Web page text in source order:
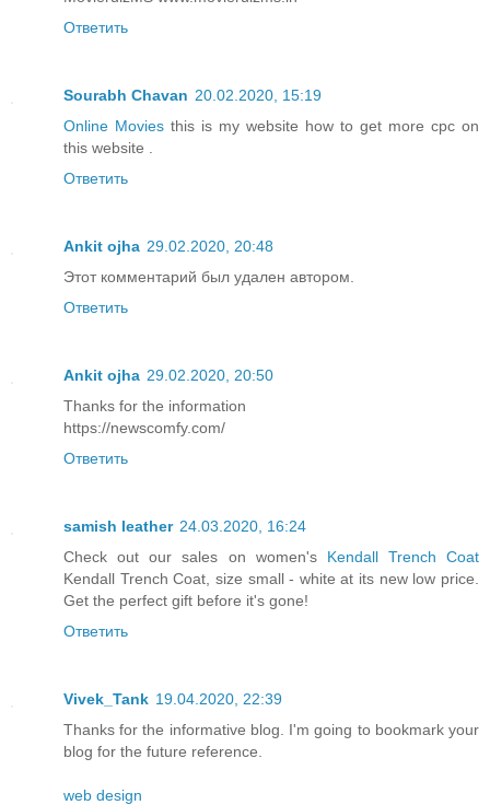
Ответить
Sourabh Chavan 20.02.2020, 15:19
Online Movies this is my website how to get more cpc on
this website .
Ответить
Ankit ojha 29.02.2020, 20:48
Этот комментарий был удален автором.
Ответить
Ankit ojha 29.02.2020, 20:50
Thanks for the information
https://newscomfy.com/
Ответить
samish leather 24.03.2020, 16:24
Check out our sales on women's Kendall Trench Coat
Kendall Trench Coat, size small - white at its new low price.
Get the perfect gift before it's gone!
Ответить
Vivek_Tank 19.04.2020, 22:39
Thanks for the informative blog. I'm going to bookmark your
blog for the future reference.
web design